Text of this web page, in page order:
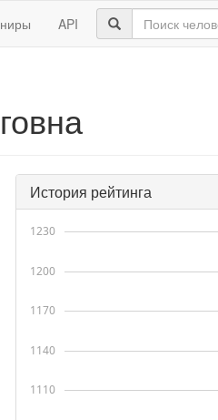
API
История рейтинга
1110
1140
1170
1200
1230